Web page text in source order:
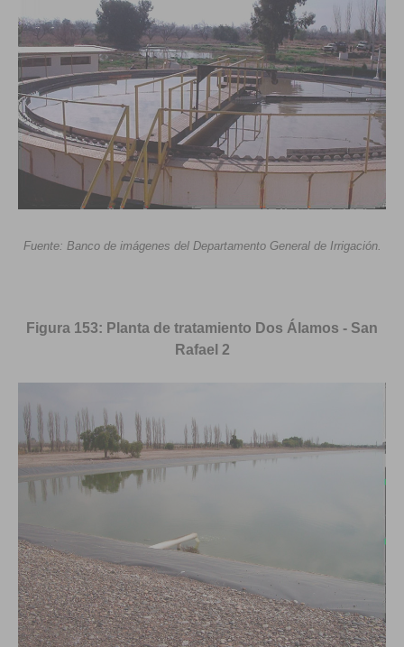
Fuente: Banco de imágenes del Departamento General de Irrigación.
Figura 153: Planta de tratamiento Dos Álamos - San
Rafael 2